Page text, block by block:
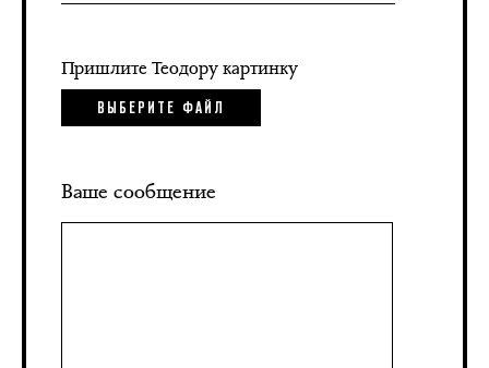
Пришлите Теодору картинку
ВЫБЕРИТЕ ФАЙЛ
Ваше сообщение